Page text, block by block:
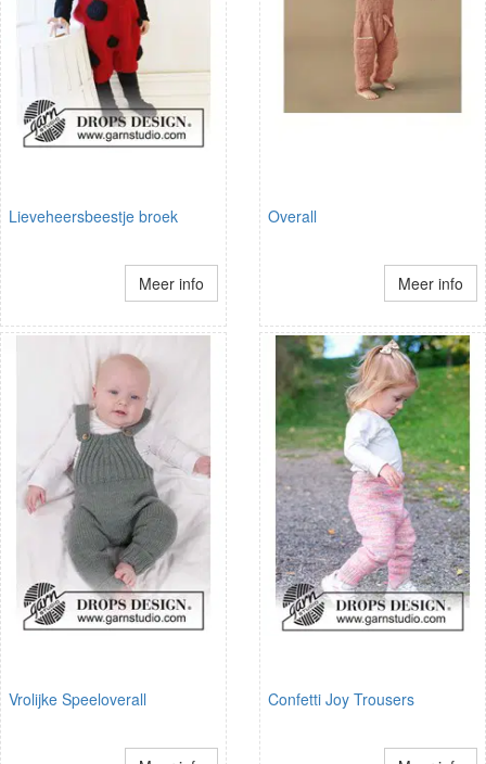
Lieveheersbeestje broek
Meer info
Overall
Meer info
Vrolijke Speeloverall Confetti Joy Trousers